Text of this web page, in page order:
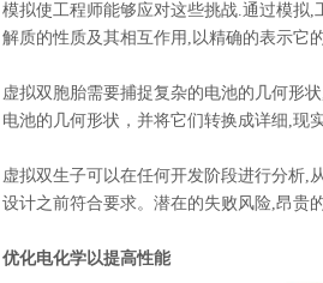
模拟使工程师能够应对这些挑战.通过模拟,
解质的性质及其相互作用,以精确的表示它
虚拟双胞胎需要捕捉复杂的电池的几何形状
电池的几何形状 ， 并将它们转换成详细 ,现
虚拟双生子可以在任何开发阶段进行分析,
设计之前符合要求。潜在的失败风险,昂贵
优化电化学以提高性能